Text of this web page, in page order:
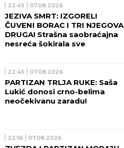
22:45 07.08.2026
JEZIVA SMRT: IZGORELI
ČUVENI BORAC I TRI NJEGOVA
DRUGA! Strašna saobraćajna
nesreća šokirala sve
22:45 07.08.2026
PARTIZAN TRLJA RUKE: Saša
Lukić donosi crno-belima
neočekivanu zaradu!
22:16 07.08.2026